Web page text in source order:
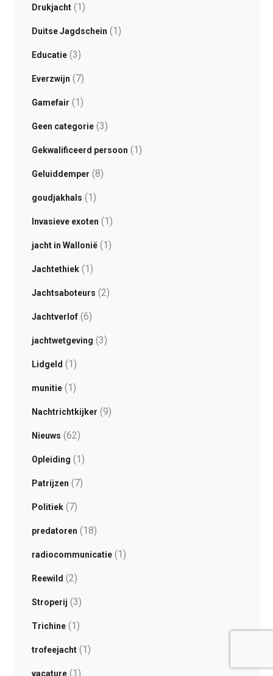
Drukjacht(1)
Duitse Jagdschein (1)
Educatie(3)
Everzwijn (7)
Gamefair (1)
Geen categorie(3)
Gekwalificeerd persoon (1)
Geluiddemper (8)
goudjakhals (1)
Invasieve exoten (1)
jacht in Wallonië(1)
Jachtethiek(1)
Jachtsaboteurs (2)
Jachtverlof(6)
jachtwetgeving (3)
Lidgeld (1)
munitie(1)
Nachtrichtkijker (9)
Nieuws (62)
Opleiding (1)
Patrijzen (7)
Politiek(7)
predatoren (18)
radiocommunicatie(1)
Reewild (2)
Stroperij (3)
Trichine(1)
trofeejacht(1)
vacature(1)